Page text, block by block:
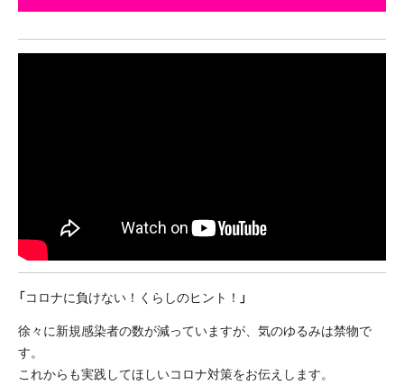
「コロナに負けない！くらしのヒント！」
徐々に新規感染者の数が減っていますが、気のゆるみは禁物で
す。
これからも実践してほしいコロナ対策をお伝えします。